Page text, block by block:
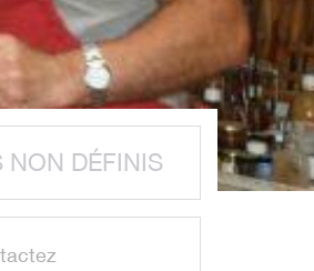
NON DÉFINIS